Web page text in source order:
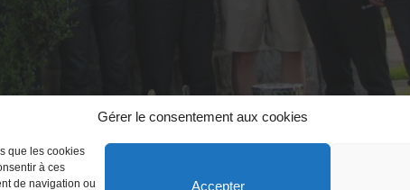
Gérer le consentement aux cookies
que les cookies
à ces
de navigation ou
Accepter